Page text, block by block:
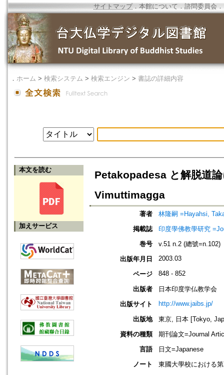
サイトマップ．本館について ． 諮問委員会 ．
． ホーム > 検索システム > 検索エンジン > 書誌の詳細内容
本文を読む
加えサービス
Petakopadesa と解脱道
Vimuttimagga
著者
林隆嗣 =Hayahsi,
掲載誌
印度學佛教學研究
巻号
v.51 n.2 (總號=n.102)
出版年月日
2003.03
ページ 848 - 852
出版者
日本印度学仏教学会
出版サイト
http://www.jaibs.jp/
出版地
東京, 日本 [Tokyo,
資料の種類
期刊論文=Journal
言語
日文=Japanese
ノート
東國大學校における